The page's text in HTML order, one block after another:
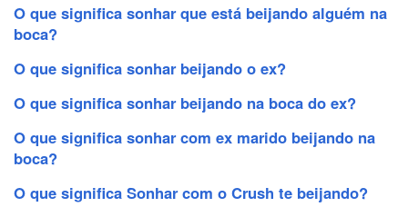
O que significa sonhar que está beijando alguém na
boca?
O que significa sonhar beijando o ex?
O que significa sonhar beijando na boca do ex?
O que significa sonhar com ex marido beijando na
boca?
O que significa Sonhar com o Crush te beijando?